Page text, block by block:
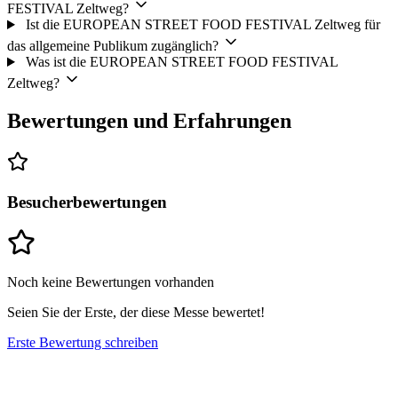
FESTIVAL Zeltweg?
Ist die EUROPEAN STREET FOOD FESTIVAL Zeltweg für
das allgemeine Publikum zugänglich?
Was ist die EUROPEAN STREET FOOD FESTIVAL
Zeltweg?
Bewertungen und Erfahrungen
Besucherbewertungen
Noch keine Bewertungen vorhanden
Seien Sie der Erste, der diese Messe bewertet!
Erste Bewertung schreiben